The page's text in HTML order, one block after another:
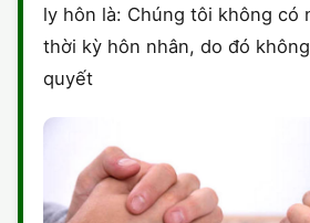
ly hôn là: Chúng tôi không có
thời kỳ hôn nhân, do đó
quyết